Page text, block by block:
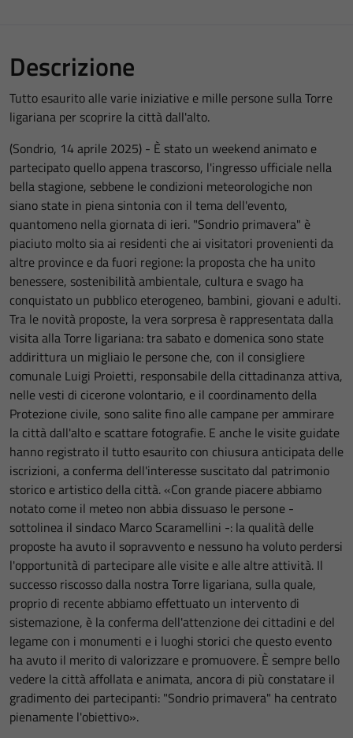
Descrizione
Tutto esaurito alle varie iniziative e mille persone sulla Torre
ligariana per scoprire la città dall'alto.
(Sondrio, 14 aprile 2025) - È stato un weekend animato e
partecipato quello appena trascorso, l'ingresso ufficiale nella
bella stagione, sebbene le condizioni meteorologiche non
siano state in piena sintonia con il tema dell'evento,
quantomeno nella giornata di ieri. "Sondrio primavera" è
piaciuto molto sia ai residenti che ai visitatori provenienti da
altre province e da fuori regione: la proposta che ha unito
benessere, sostenibilità ambientale, cultura e svago ha
conquistato un pubblico eterogeneo, bambini, giovani e adulti.
Tra le novità proposte, la vera sorpresa è rappresentata dalla
visita alla Torre ligariana: tra sabato e domenica sono state
addirittura un migliaio le persone che, con il consigliere
comunale Luigi Proietti, responsabile della cittadinanza attiva,
nelle vesti di cicerone volontario, e il coordinamento della
Protezione civile, sono salite fino alle campane per ammirare
la città dall'alto e scattare fotografie. E anche le visite guidate
hanno registrato il tutto esaurito con chiusura anticipata delle
iscrizioni, a conferma dell'interesse suscitato dal patrimonio
storico e artistico della città. «Con grande piacere abbiamo
notato come il meteo non abbia dissuaso le persone -
sottolinea il sindaco Marco Scaramellini -: la qualità delle
proposte ha avuto il sopravvento e nessuno ha voluto perdersi
l'opportunità di partecipare alle visite e alle altre attività. Il
successo riscosso dalla nostra Torre ligariana, sulla quale,
proprio di recente abbiamo effettuato un intervento di
sistemazione, è la conferma dell'attenzione dei cittadini e del
legame con i monumenti e i luoghi storici che questo evento
ha avuto il merito di valorizzare e promuovere. È sempre bello
vedere la città affollata e animata, ancora di più constatare il
gradimento dei partecipanti: "Sondrio primavera" ha centrato
pienamente l'obiettivo».